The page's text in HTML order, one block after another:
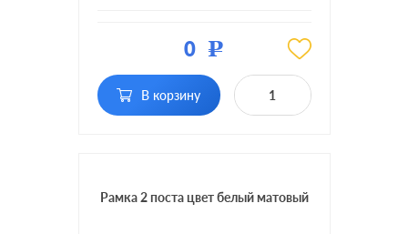
постов:
1.5 поста без
перегородки
0 Р
В корзину
Рамка 2 поста цвет белый матовый